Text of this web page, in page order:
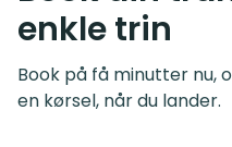
enkle trin
Book på få minutter nu,
en kørsel, når du lander.